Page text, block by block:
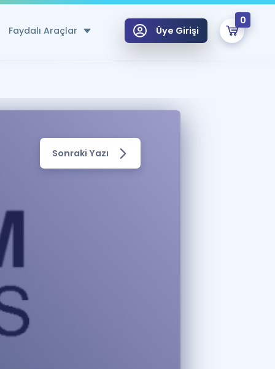
Faydalı Araçlar
için Öneriler
Tek Takvimde
Özel Fırsatlar
Üye Girişi
0
Sepetin Şu An Boş.
Sonraki Yazı